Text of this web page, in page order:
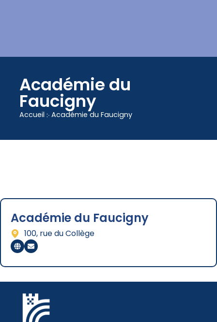
Académie du
Faucigny
Accueil ჻ Académie du Faucigny
Académie du Faucigny
100, rue du Collège